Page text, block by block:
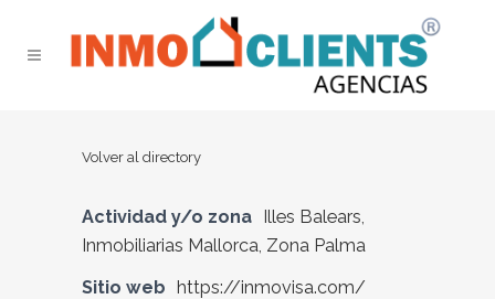
Volver al directory
Actividad y/o zona Illes Balears,
Inmobiliarias Mallorca, Zona Palma
Sitio web https://inmovisa.com/